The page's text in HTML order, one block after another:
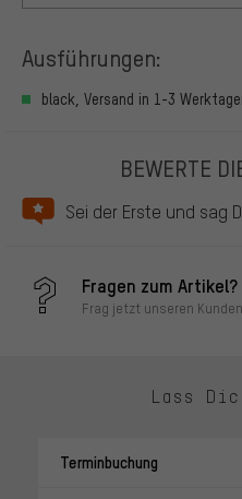
Ausführungen:
black, Versand in 1-3
BEWERTE
Sei der Erste und sag
Fragen zum Artikel?
Frag jetzt unseren
Lass
Terminbuchung